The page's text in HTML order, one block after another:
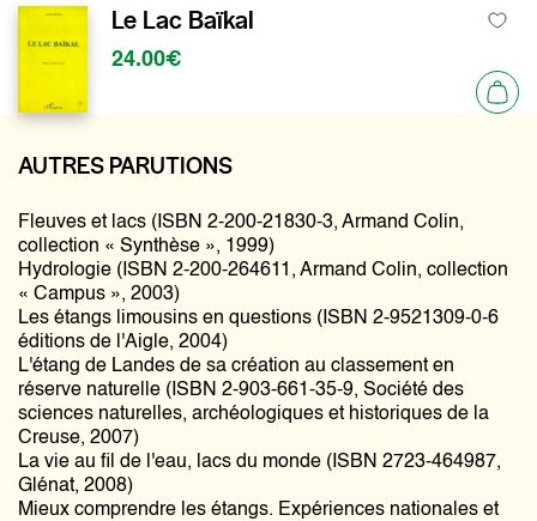
Le Lac Baïkal
24.00€
AUTRES PARUTIONS
Fleuves et lacs (ISBN 2-200-21830-3, Armand Colin,
collection « Synthèse », 1999)
Hydrologie (ISBN 2-200-264611, Armand Colin, collection
« Campus », 2003)
Les étangs limousins en questions (ISBN 2-9521309-0-6
éditions de l'Aigle, 2004)
L'étang de Landes de sa création au classement en
réserve naturelle (ISBN 2-903-661-35-9, Société des
sciences naturelles, archéologiques et historiques de la
Creuse, 2007)
La vie au fil de l'eau, lacs du monde (ISBN 2723-464987,
Glénat, 2008)
Mieux comprendre les étangs. Expériences nationales et